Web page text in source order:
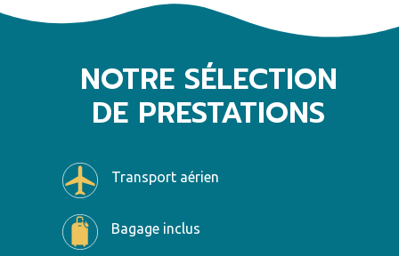
NOTRE SÉLECTION
DE PRESTATIONS
Transport aérien
Bagage inclus